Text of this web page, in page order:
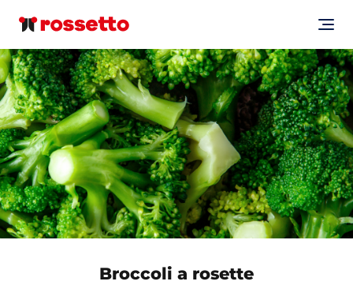
Broccoli a rosette